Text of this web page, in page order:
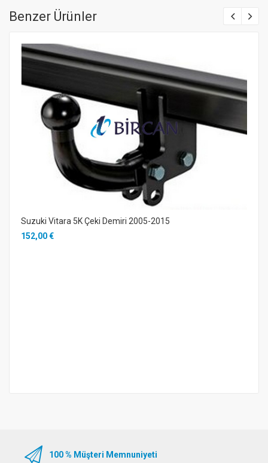
Benzer Ürünler
Suzuki Vitara 5K Çeki Demiri 2005-2015
152,00 €
100 % Müşteri Memnuniyeti